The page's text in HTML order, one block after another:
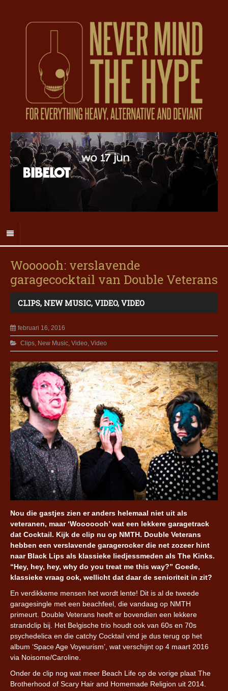
Woooooh: verslavende
garagecocktail van Double Veterans
CLIPS, NEW MUSIC, VIDEO, VIDEO
februari 16, 2016
Clips, New Music, Video, Video
Nou die gastjes zien er anders helemaal niet uit als
veteranen, maar ‘Wooooooh’ wat een lekkere garagetrack
dat Cocktail. Kijk de clip nu op NMTH. Double Veterans
hebben een verslavende garagerocker die net zozeer hint
naar Black Lips als klassieke liedjessmeden als The Kinks.
“Hey, hey, hey, why do you treat me this way?” Goede,
klassieke vraag ook, wellicht dat daar de senioriteit in zit?
En verdikkeme mensen het wordt lente! Dit is al de tweede
garagesingle met een beachfeel, die vandaag op NMTH
primeurt. Double Veterans heeft er bovendien een lekkere
strandclip bij. Het Belgische trio houdt ook van 60s en 70s
psychedelica en die catchy Cocktail vind je dus terug op het
album ‘Space Age Voyeurism’, wat verschijnt op 4 maart 2016
via Noisome/Caroline.
Onder de clip nog wat meer Beach Life op de vorige plaat The
Brotherhood of Scary Hair and Homemade Religion uit 2014.